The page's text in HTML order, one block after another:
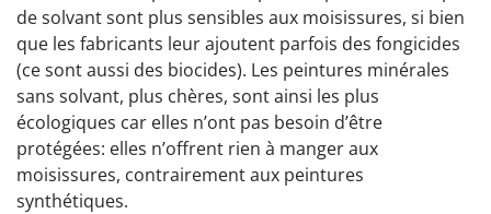
de solvant sont plus sensibles aux moisissures, si bien
que les fabricants leur ajoutent parfois des fongicides
(ce sont aussi des biocides). Les peintures minérales
sans solvant, plus chères, sont ainsi les plus
écologiques car elles n’ont pas besoin d’être
protégées: elles n’offrent rien à manger aux
moisissures, contrairement aux peintures
synthétiques.